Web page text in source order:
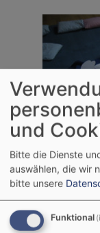
Herzliche Einladung
Monat stattfinden.
der Kirche und
und
Bitte die Dienste
auswählen, die wir
bitte unsere
Funktional